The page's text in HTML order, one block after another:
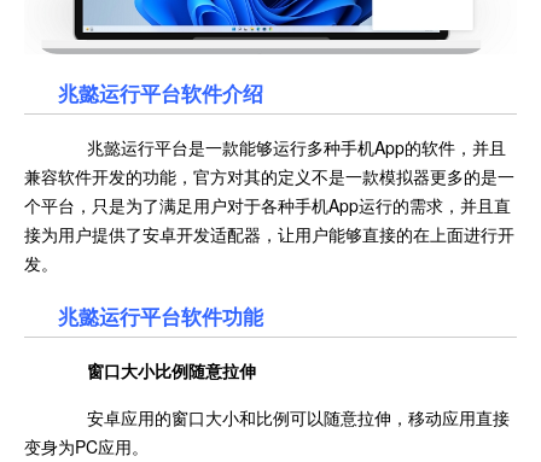
兆懿运行平台软件介绍
兆懿运行平台是一款能够运行多种手机App的软件，并且
兼容软件开发的功能，官方对其的定义不是一款模拟器更多的是一
个平台，只是为了满足用户对于各种手机App运行的需求，并且直
接为用户提供了安卓开发适配器，让用户能够直接的在上面进行开
发。
兆懿运行平台软件功能
窗口大小比例随意拉伸
安卓应用的窗口大小和比例可以随意拉伸，移动应用直接
变身为PC应用。